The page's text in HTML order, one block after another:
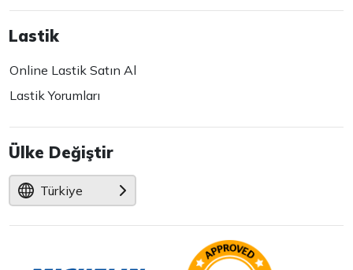
Lastik
Online Lastik Satın Al
Lastik Yorumları
Ülke Değiştir
Türkiye